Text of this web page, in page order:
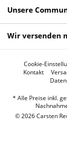
Unsere
Wir versenden
Cookie-
Kontakt
* Alle Preise inkl.
© 2026 Carsten